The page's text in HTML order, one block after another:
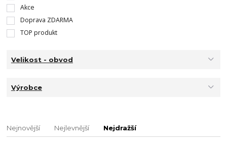
Akce
Doprava ZDARMA
TOP produkt
Velikost - obvod
Výrobce
Nejnovější Nejlevnější Nejdražší